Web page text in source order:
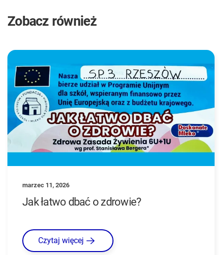
Zobacz również
marzec 11, 2026
Jak łatwo dbać o zdrowie?
Czytaj więcej